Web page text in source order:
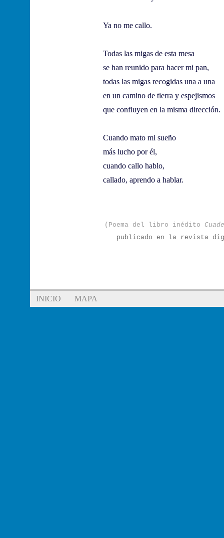
Ya no me callo.
Todas las migas de esta mesa
se han reunido para hacer mi pan,
todas las migas recogidas una a una
en un camino de tierra y espejismos
que confluyen en la misma dirección.
Cuando mato mi sueño
más lucho por él,
cuando callo hablo,
callado, aprendo a hablar.
(Poema del libro inédito
publicado en la revista
INICIO MAPA